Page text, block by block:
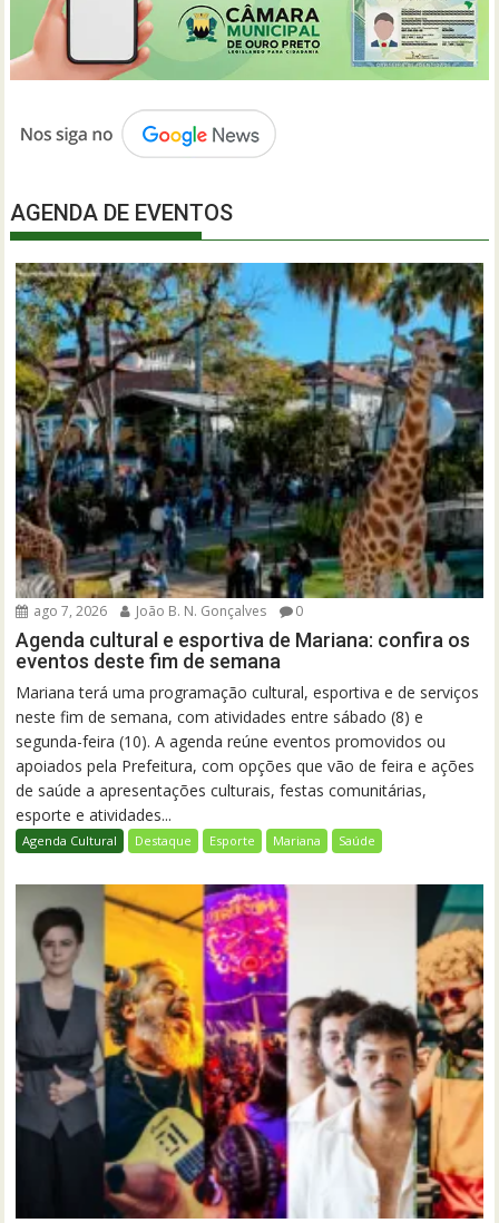
AGENDA DE EVENTOS
ago 7, 2026 João B. N. Gonçalves 0
Agenda cultural e esportiva de Mariana: confira os
eventos deste fim de semana
Mariana terá uma programação cultural, esportiva e de serviços
neste fim de semana, com atividades entre sábado (8) e
segunda-feira (10). A agenda reúne eventos promovidos ou
apoiados pela Prefeitura, com opções que vão de feira e ações
de saúde a apresentações culturais, festas comunitárias,
esporte e atividades...
Agenda Cultural Destaque Esporte Mariana Saúde